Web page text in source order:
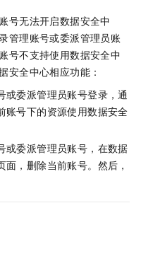
号无法开启数据安全中
管理账号或委派管理员账
号不支持使用数据安全中
安全中心相应功能：
或委派管理员账号登录，通
账号下的资源使用数据安全
或委派管理员账号，在数据
面，删除当前账号。然后，